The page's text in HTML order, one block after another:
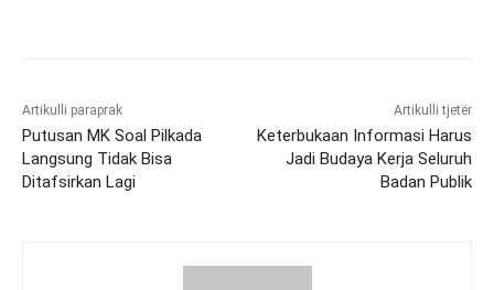
Artikulli paraprak
Putusan MK Soal Pilkada
Langsung Tidak Bisa
Ditafsirkan Lagi
Artikulli tjetër
Keterbukaan Informasi Harus
Jadi Budaya Kerja Seluruh
Badan Publik